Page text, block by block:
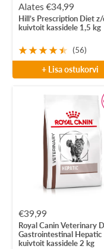
Soodushind
Alates €34,99
Hill’s Prescription Diet z/
kuivtoit kassidele 1,5 kg
(56)
+ Lisa ostukorvi
Soodushind
€39,99
Royal Canin Veterinary
Gastrointestinal Hepatic
kuivtoit kassidele 2 kg